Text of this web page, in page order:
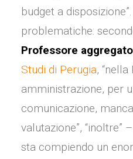
budget a
problematiche:
Professore aggregato
Studi di Perugia,
amministrazione, per
comunicazione,
valutazione”, “inoltre”
sta compiendo un